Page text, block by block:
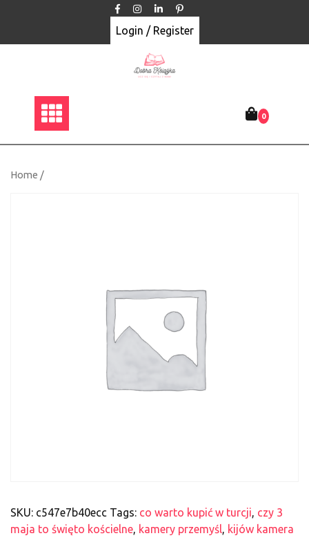
Login / Register
0
Home /
SKU: c547e7b40ecc Tags: co warto kupić w turcji, czy 3
maja to święto kościelne, kamery przemyśl, kijów kamera